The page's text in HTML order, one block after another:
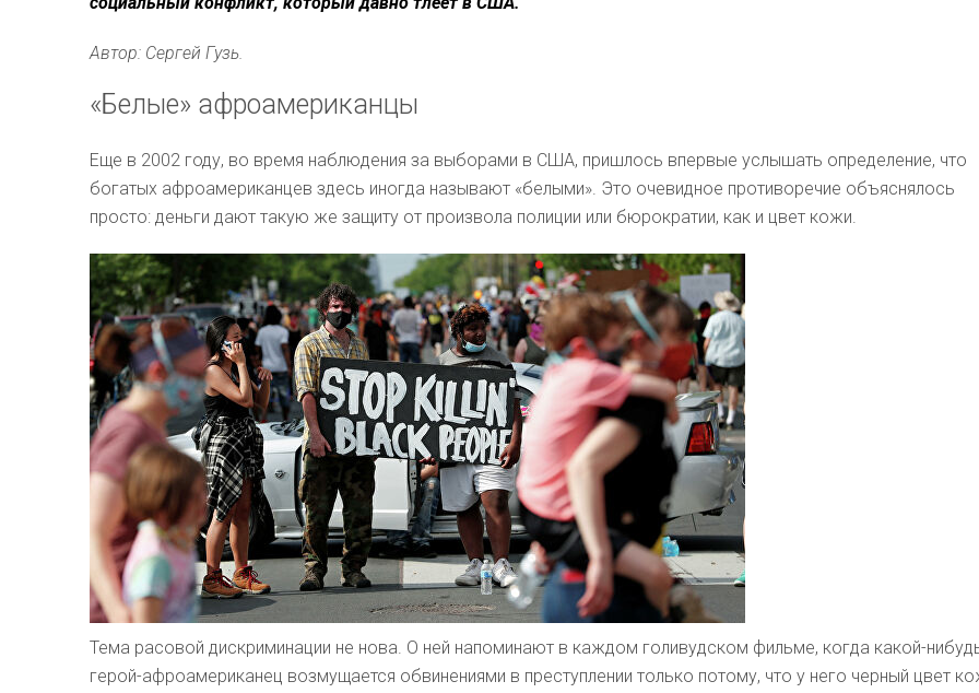
Автор: Сергей Гузь.
«Белые» афроамериканцы
Еще в 2002 году, во время наблюдения за выборами в США, пришлось впервые услышать определение, что
богатых афроамериканцев здесь иногда называют «белыми». Это очевидное противоречие объяснялось
просто: деньги дают такую же защиту от произвола полиции или бюрократии, как и цвет кожи.
Тема расовой дискриминации не нова. О ней напоминают в каждом голивудском фильме, когда какой-
герой-афроамериканец возмущается обвинениями в преступлении только потому, что у него черный цвет